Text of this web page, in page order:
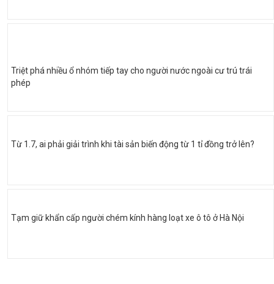
Triệt phá nhiều ổ nhóm tiếp tay cho người nước ngoài cư trú trái
phép
Từ 1.7, ai phải giải trình khi tài sản biến động từ 1 tỉ đồng trở lên?
Tạm giữ khẩn cấp người chém kính hàng loạt xe ô tô ở Hà Nội